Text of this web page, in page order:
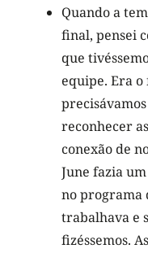
Quando a
final, pensei
que
equipe. Era
reconhecer
conexão de
June fazia
no programa
trabalhava e
fizéssemos.